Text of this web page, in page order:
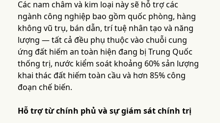
Các nam châm và kim loại này sẽ hỗ trợ các
ngành công nghiệp bao gồm quốc phòng, hàng
không vũ trụ, bán dẫn, trí tuệ nhân tạo và năng
lượng — tất cả đều phụ thuộc vào chuỗi cung
ứng đất hiếm an toàn hiện đang bị Trung Quốc
thống trị, nước kiểm soát khoảng 60% sản lượng
khai thác đất hiếm toàn cầu và hơn 85% công
đoạn chế biến.
Hỗ trợ từ chính phủ và sự giám sát chính trị